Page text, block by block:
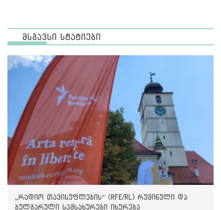
მსგავსი სტატიები
„რადიო თავისუფლების“ (RFE/RL) რუმინული და
ბულგარული სამსახურები იხურება